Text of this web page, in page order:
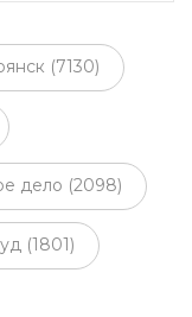
(7130)
дело (2098)
(1801)